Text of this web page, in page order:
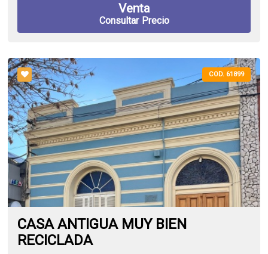
Venta
Consultar Precio
COD. 61899
CASA ANTIGUA MUY BIEN
RECICLADA